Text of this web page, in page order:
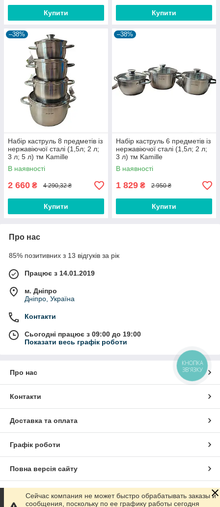
Купити Купити
–38%
Набір каструль 8 предметів із
нержавіючої сталі (1,5л; 2 л;
3 л; 5 л) тм Kamille
В наявності
2 660 ₴ 4 290,32 ₴
Купити
–38%
Набір каструль 6 предметів із
нержавіючої сталі (1,5л; 2 л;
3 л) тм Kamille
В наявності
1 829 ₴ 2 950 ₴
Купити
Про нас
85% позитивних з 13 відгуків за рік
Працює з 14.01.2019
м. Дніпро
Дніпро, Україна
Контакти
Сьогодні працює з 09:00 до 19:00
Показати весь графік роботи
Про нас
Контакти
Доставка та оплата
Графік роботи
Повна версія сайту
Сайт створено на маркетплейсі Prom.ua
Сейчас компания не может быстро обрабатывать заказы и
сообщения, поскольку по ее графику работы сегодня
КНОПКА
ЗВ'ЯЗКУ